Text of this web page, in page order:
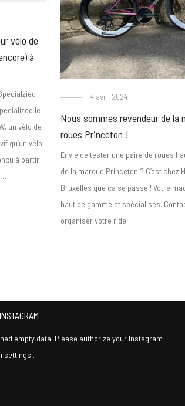
vélo de
à
le
un vélo de
qu’un vélo
à partir
…
4 avril 2024
Nous sommes revendeur de la
roues Princeton !
Envie de tester une paire de roues
de la marque Princeton ? C’est chez
Bruxelles que ça se passe ! Votre
haut de gamme et spécialisés.
organiser votre ride.
empty data. Please authorize your Instagram
settings .